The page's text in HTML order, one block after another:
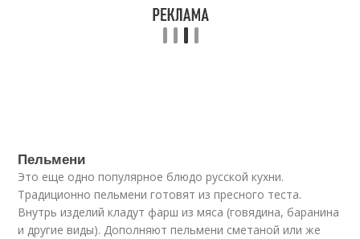
Пельмени
Это еще одно популярное блюдо русской кухни.
Традиционно пельмени готовят из пресного теста.
Внутрь изделий кладут фарш из мяса (говядина, баранина
и другие виды). Дополняют пельмени сметаной или же